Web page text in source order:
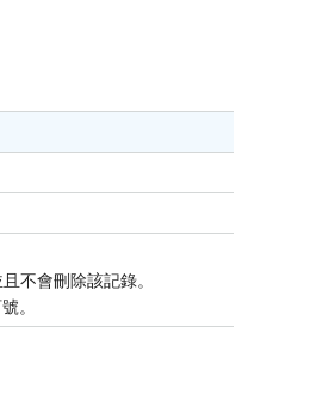
不會刪除該記錄。
。